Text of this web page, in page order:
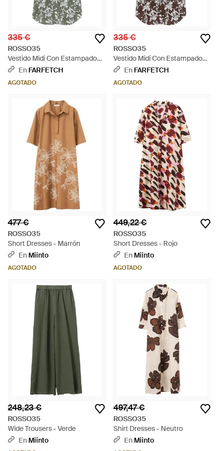
335 €
ROSSO35
Vestido Midi Con Estampado
Floral - Blanco
En FARFETCH
AGOTADO
335 €
ROSSO35
Vestido Midi Con Estampado
Floral - Blanco
En FARFETCH
AGOTADO
477 €
ROSSO35
Short Dresses - Marrón
En Miinto
AGOTADO
449,22 €
ROSSO35
Short Dresses - Rojo
En Miinto
AGOTADO
248,23 €
ROSSO35
Wide Trousers - Verde
En Miinto
497,47 €
ROSSO35
Shirt Dresses - Neutro
En Miinto